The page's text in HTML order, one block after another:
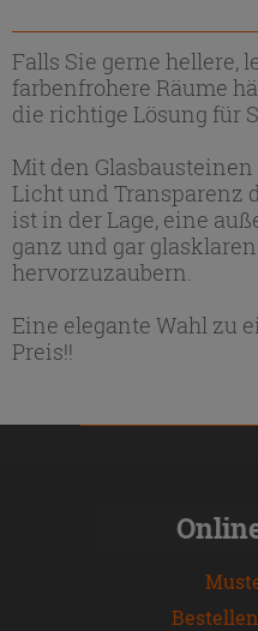
Falls Sie gerne hellere,
farbenfrohere Räume
die richtige Lösung für
Mit den
Licht und Transparenz
ist in der Lage, eine
ganz und gar
hervorzuzaubern.
Eine elegante Wahl zu
Preis!!